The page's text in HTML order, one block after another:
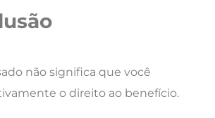
não significa que você
o direito ao benefício.